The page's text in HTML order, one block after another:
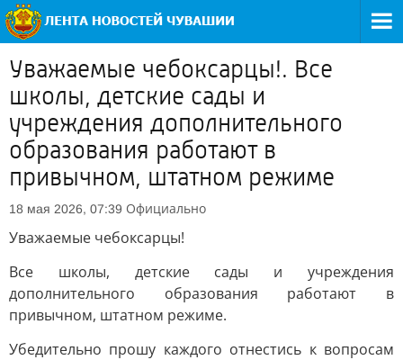
Уважаемые чебоксарцы!. Все
школы, детские сады и
учреждения дополнительного
образования работают в
привычном, штатном режиме
18 мая 2026, 07:39 Официально
Уважаемые чебоксарцы!
Все школы, детские сады и учреждения
дополнительного образования работают в
привычном, штатном режиме.
Убедительно прошу каждого отнестись к вопросам